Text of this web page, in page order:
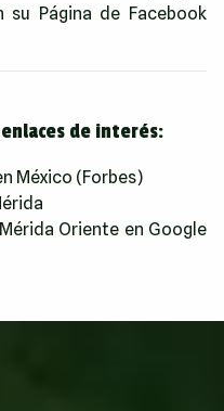
su Página de Facebook
de interés:
México (Forbes)
Oriente en Google